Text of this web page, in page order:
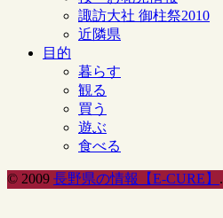
諏訪大社 御柱祭2010
近隣県
目的
暮らす
観る
買う
遊ぶ
食べる
© 2009 長野県の情報【E-CURE】 .